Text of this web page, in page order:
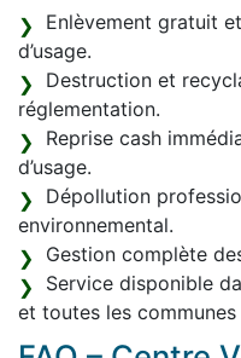
Enlèvement gratuit
d’usage.
Destruction et
réglementation.
Reprise cash
d’usage.
Dépollution
environnemental.
Gestion complète
Service disponible
et toutes les communes